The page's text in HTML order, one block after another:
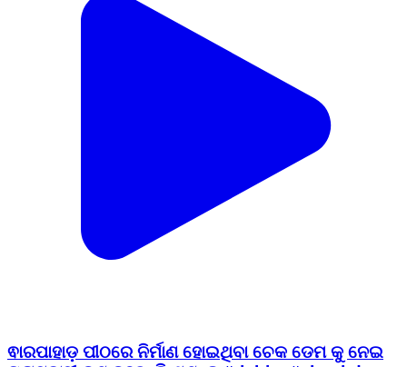
ଵାରପାହାଡ଼ ପୀଠରେ ନିର୍ମାଣ ହୋଇଥିବା ଚେକ ଡେମ କୁ ନେଇ